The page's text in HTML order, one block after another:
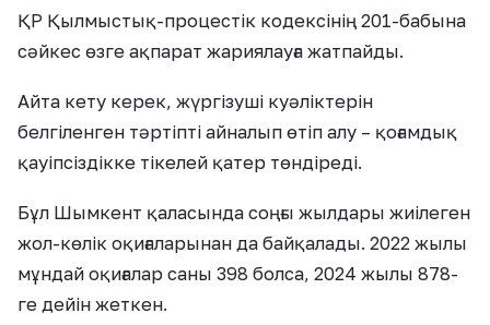
ҚР Қылмыстық-процестік кодексінің 201-бабына
сәйкес өзге ақпарат жариялауға жатпайды.
Айта кету керек, жүргізуші куәліктерін
белгіленген тәртіпті айналып өтіп алу – қоғамдық
қауіпсіздікке тікелей қатер төндіреді.
Бұл Шымкент қаласында соңғы жылдары жиілеген
жол-көлік оқиғаларынан да байқалады. 2022 жылы
мұндай оқиғалар саны 398 болса, 2024 жылы 878-
ге дейін жеткен.